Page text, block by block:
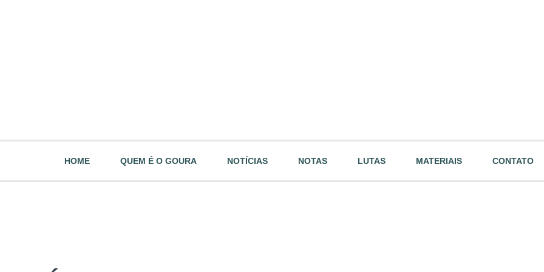
HOME QUEM É O GOURA NOTÍCIAS NOTAS LUTAS MATERIAIS CONTATO